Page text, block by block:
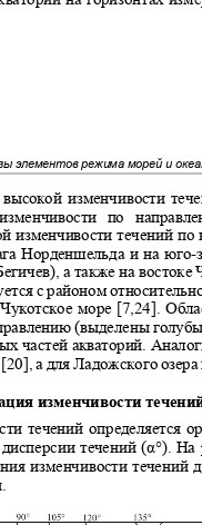
элементов режима морей и
изменчивости
по
изменчивости течений
Норденшельда и на юго-
а также на
с районом
Чукотское море [7,24].
(выделены
частей акваторий.
а для Ладожского
изменчивости
течений определяется
течений (α°).
изменчивости течений